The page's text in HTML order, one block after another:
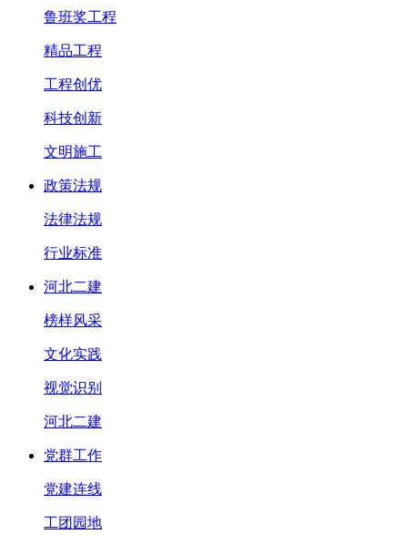
鲁班奖工程
精品工程
工程创优
科技创新
文明施工
政策法规
法律法规
行业标准
河北二建
榜样风采
文化实践
视觉识别
河北二建
党群工作
党建连线
工团园地